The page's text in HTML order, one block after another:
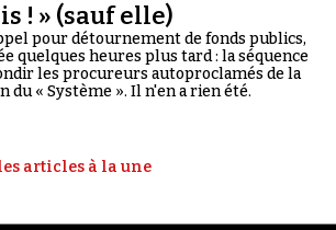
! » (sauf elle)
pour détournement de fonds publics,
quelques heures plus tard : la séquence
les procureurs autoproclamés de la
du « Système ». Il n'en a rien été.
articles à la une